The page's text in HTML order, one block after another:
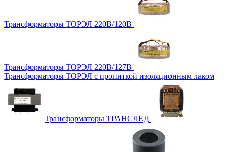
Трансформаторы ТОРЭЛ 220В/120В
Трансформаторы ТОРЭЛ 220В/127В
Трансформаторы ТОРЭЛ с пропиткой изоляционным лаком
Трансформаторы ТРАНСЛЕД